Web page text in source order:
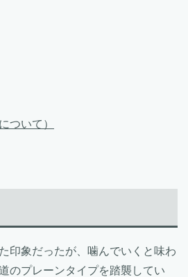
ついて）
印象だったが、噛んでいくと味わ
のプレーンタイプを踏襲してい